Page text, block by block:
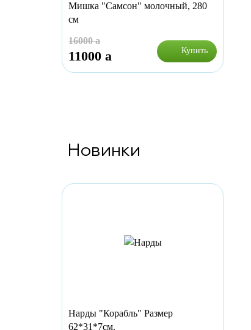
Мишка "Самсон" молочный, 280
см
16000a
11000a Купить
Новинки
Нарды "Корабль" Размер
62*31*7см.